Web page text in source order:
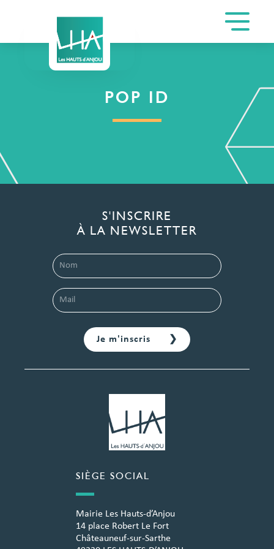
POP ID
S'INSCRIRE
À LA NEWSLETTER
SIÈGE SOCIAL
Mairie Les Hauts-d’Anjou
14 place Robert Le Fort
Châteauneuf-sur-Sarthe